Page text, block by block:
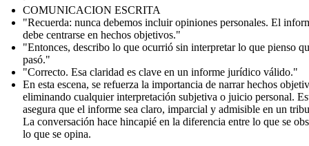
COMUNICACION ESCRITA
"Recuerda: nunca debemos incluir opiniones personales. El
debe centrarse en hechos objetivos."
"Entonces, describo lo que ocurrió sin interpretar lo que pienso
pasó."
"Correcto. Esa claridad es clave en un informe jurídico válido."
En esta escena, se refuerza la importancia de narrar hechos
eliminando cualquier interpretación subjetiva o juicio personal.
asegura que el informe sea claro, imparcial y admisible en un
La conversación hace hincapié en la diferencia entre lo que se
lo que se opina.